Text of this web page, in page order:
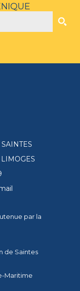
par la
de Saintes
Maritime